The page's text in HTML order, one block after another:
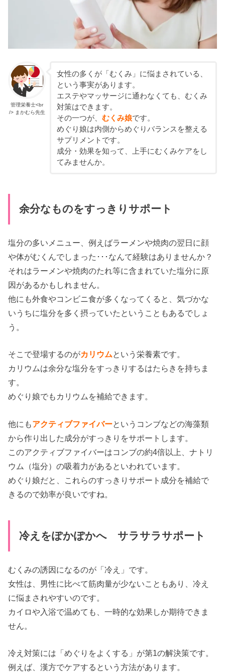
管理栄養士<br
/> まかむら先生
女性の多くが「むくみ」に悩まされている、
という事実があります。
エステやマッサージに通わなくても、むくみ
対策はできます。
その一つが、 むくみ娘です。
めぐり娘は内側からめぐりバランスを整える
サプリメントです。
成分・効果を知って、上手にむくみケアをし
てみませんか。
余分なものをすっきりサポート
塩分の多いメニュー、例えばラーメンや焼肉の翌日に顔
や体がむくんでしまった･･･なんて経験はありませんか？
それはラーメンや焼肉のたれ等に含まれていた塩分に原
因があるかもしれません。
他にも外食やコンビニ食が多くなってくると、気づかな
いうちに塩分を多く摂っていたということもあるでしょ
う。
そこで登場するのがカリウムという栄養素です。
カリウムは余分な塩分をすっきりするはたらきを持ちま
す。
めぐり娘でもカリウムを補給できます。
他にもアクティブファイバーというコンブなどの海藻類
から作り出した成分がすっきりをサポートします。
このアクティブファイバーはコンブの約4倍以上、ナトリ
ウム（塩分）の吸着力があるといわれています。
めぐり娘だと、これらのすっきりサポート成分を補給で
きるので効率が良いですね。
冷えをぽかぽかへ サラサラサポート
むくみの誘因になるのが「冷え」です。
女性は、男性に比べて筋肉量が少ないこともあり、冷え
に悩まされやすいのです。
カイロや入浴で温めても、一時的な効果しか期待できま
せん。
冷え対策には「めぐりをよくする」が第1の解決策です。
例えば、漢方でケアするという方法があります。